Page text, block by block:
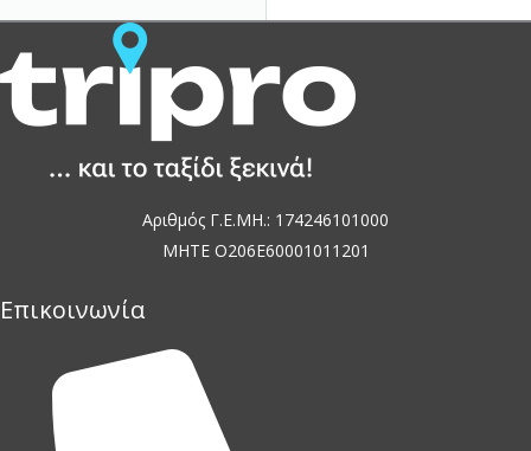
Αριθμός Γ.Ε.ΜΗ.: 174246101000
MHTE O206E60001011201
Επικοινωνία